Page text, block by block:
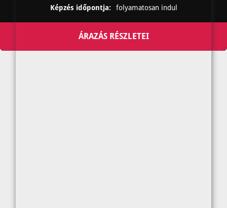
tandíj és vizsgadíj
Képzés időpontja:
folyamatosan indul
ÁRAZÁS RÉSZLETEI